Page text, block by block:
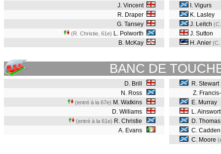
J. Vincent
R. Draper
G. Tansey
(R. Christie, 61e) L. Polworth
B. McKay
I. Vigurs
K. Lasley
J. Leitch
J. Sutton
H. Anier (C.
BANC DE
D. Brill
N. Ross
(entré à la 67e) M. Watkins
D. Williams
(entré à la 61e) R. Christie
A. Evans
R. Stewart
Z.
E. Murray
L.
D. Thomas
C.
C. Moore